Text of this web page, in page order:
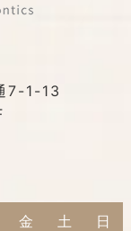
7-1-13
金 土 日